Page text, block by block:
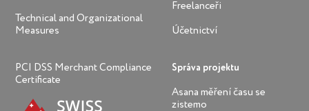
Technical and Organizational
Measures
PCI DSS Merchant Compliance
Certificate
Freelanceři
Účetnictví
Správa projektu
Asana měření času se
zistemo